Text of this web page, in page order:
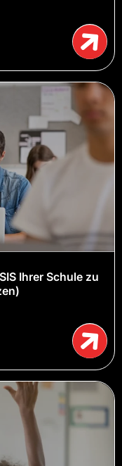
Ihrer Schule zu